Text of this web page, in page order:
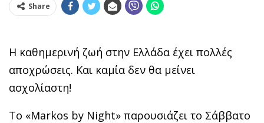
Share
Η καθημερινή ζωή στην Ελλάδα έχει πολλές
αποχρώσεις. Και καμία δεν θα μείνει
ασχολίαστη!
Το «Markos by Night» παρουσιάζει το Σάββατο